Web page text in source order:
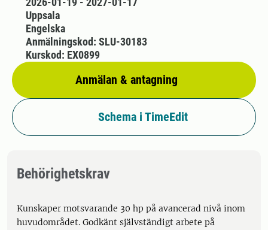
Uppsala
Engelska
Anmälan & antagning
Anmälningskod: SLU-30183
Kurskod: EX0899
Schema i TimeEdit
Behörighetskrav
Kunskaper motsvarande 30 hp på avancerad nivå inom
huvudområdet. Godkänt självständigt arbete på